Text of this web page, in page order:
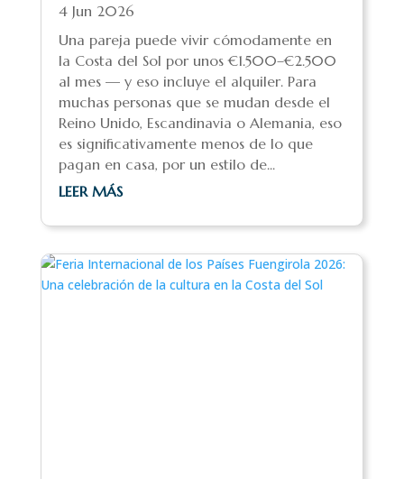
4 Jun 2026
Una pareja puede vivir cómodamente en
la Costa del Sol por unos €1.500–€2.500
al mes — y eso incluye el alquiler. Para
muchas personas que se mudan desde el
Reino Unido, Escandinavia o Alemania, eso
es significativamente menos de lo que
pagan en casa, por un estilo de...
LEER MÁS